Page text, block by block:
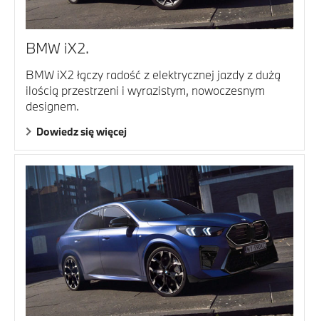
BMW iX2.
BMW iX2 łączy radość z elektrycznej jazdy z dużą
ilością przestrzeni i wyrazistym, nowoczesnym
designem.
Dowiedz się więcej